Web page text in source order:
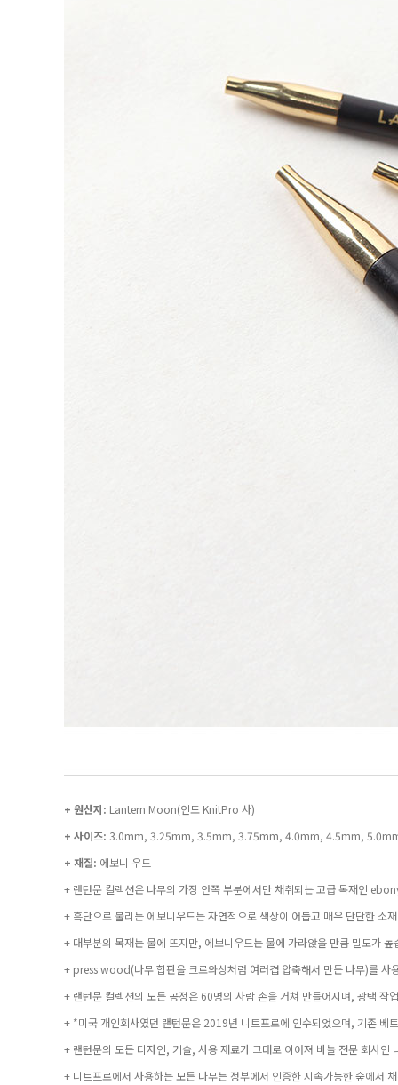
+ 원산지: Lantern Moon(인도 KnitPro 사)
+ 사이즈: 3.0mm, 3.25mm, 3.5mm, 3.75mm, 4.0mm, 4.5mm,
+ 재질: 에보니 우드
+ 랜턴문 컬렉션은 나무의 가장 안쪽 부분에서만 채취되는 고급 목재인
+ 흑단으로 불리는 에보니우드는 자연적으로 색상이 어둡고 매우 단단한 소
+ 대부분의 목재는 물에 뜨지만, 에보니우드는 물에 가라앉을 만큼 밀도가 높
+ press wood(나무 합판을 크로와상처럼 여러겹 압축해서 만든 나무)를 사
+ 랜턴문 컬렉션의 모든 공정은 60명의 사람 손을 거쳐 만들어지며, 광택 작
+ *미국 개인회사였던 랜턴문은 2019년 니트프로에 인수되었으며, 기존 베
+ 랜턴문의 모든 디자인, 기술, 사용 재료가 그대로 이어져 바늘 전문 회사
+ 니트프로에서 사용하는 모든 나무는 정부에서 인증한 지속가능한 숲에서